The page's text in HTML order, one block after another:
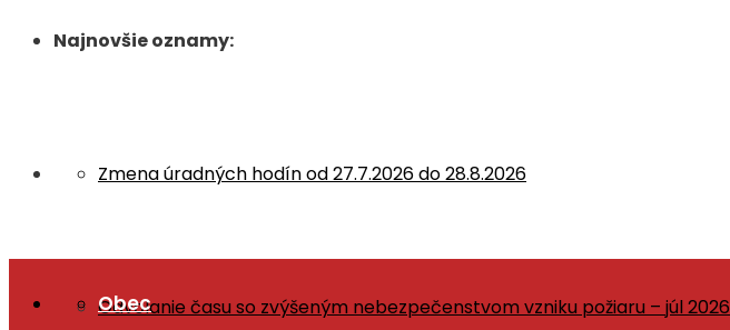
Najnovšie oznamy:
Zmena úradných hodín od 27.7.2026 do 28.8.2026
Odvolanie času so zvýšeným nebezpečenstvom vzniku požiaru – júl 2026
Obec